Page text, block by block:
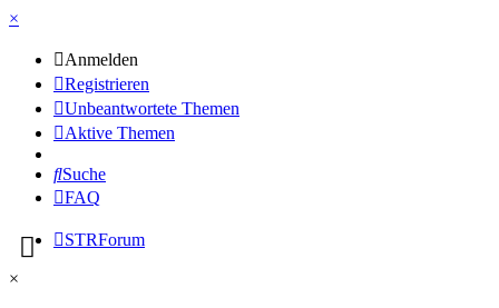
×
Anmelden
Registrieren
Unbeantwortete Themen
Aktive Themen
Suche
FAQ
STRForum
×